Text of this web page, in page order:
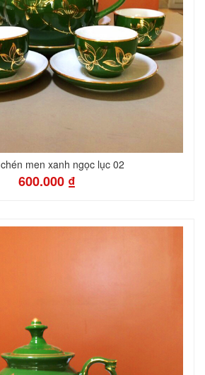
men xanh ngọc lục 02
600.000 ₫